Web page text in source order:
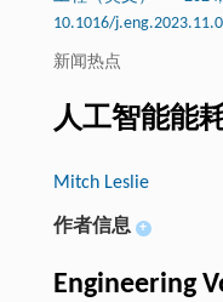
10.1016/
新闻热点
人工智能能
Mitch Leslie
作者信息 +
Engineering